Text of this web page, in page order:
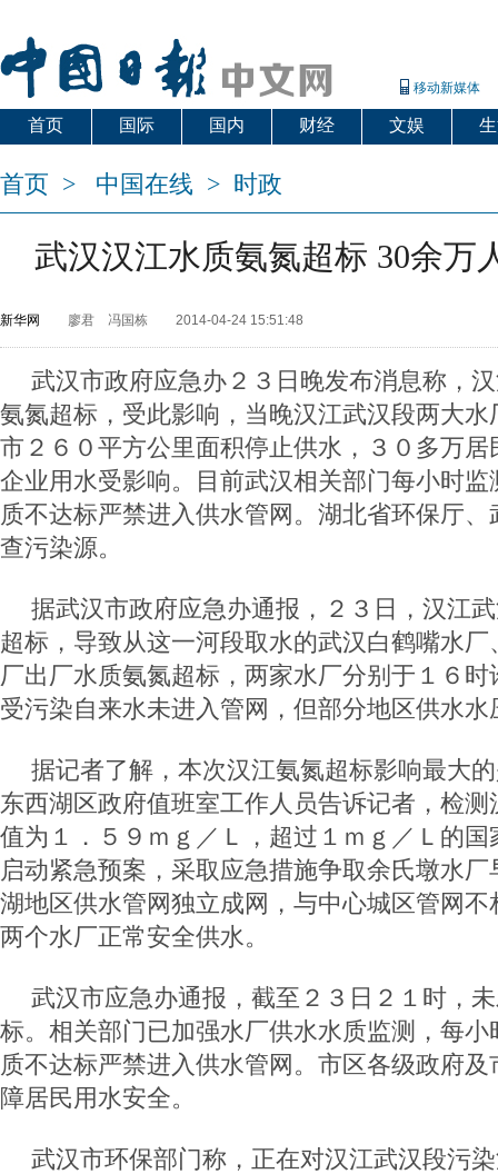
移动新媒体
首页 国际 国内 财经 文娱
首页 > 中国在线 > 时政
武汉汉江水质氨氮超标 30余万
新华网 廖君 冯国栋 2014-04-24 15:51:48
武汉市政府应急办２３日晚发布消息称，
氨氮超标，受此影响，当晚汉江武汉段两大
市２６０平方公里面积停止供水，３０多万
企业用水受影响。目前武汉相关部门每小时
质不达标严禁进入供水管网。湖北省环保厅
查污染源。
据武汉市政府应急办通报，２３日，汉江
超标，导致从这一河段取水的武汉白鹤嘴水
厂出厂水质氨氮超标，两家水厂分别于１６
受污染自来水未进入管网，但部分地区供水水
据记者了解，本次汉江氨氮超标影响最大
东西湖区政府值班室工作人员告诉记者，检
值为１．５９ｍｇ／Ｌ，超过１ｍｇ／Ｌ的
启动紧急预案，采取应急措施争取余氏墩水
湖地区供水管网独立成网，与中心城区管网
两个水厂正常安全供水。
武汉市应急办通报，截至２３日２１时，
标。相关部门已加强水厂供水水质监测，每
质不达标严禁进入供水管网。市区各级政府
障居民用水安全。
武汉市环保部门称，正在对汉江武汉段污